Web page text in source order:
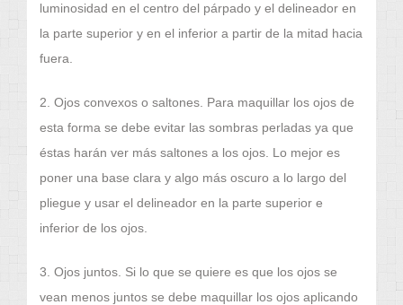
luminosidad en el centro del párpado y el delineador en
la parte superior y en el inferior a partir de la mitad hacia
fuera.
2. Ojos convexos o saltones. Para maquillar los ojos de
esta forma se debe evitar las sombras perladas ya que
éstas harán ver más saltones a los ojos. Lo mejor es
poner una base clara y algo más oscuro a lo largo del
pliegue y usar el delineador en la parte superior e
inferior de los ojos.
3. Ojos juntos. Si lo que se quiere es que los ojos se
vean menos juntos se debe maquillar los ojos aplicando